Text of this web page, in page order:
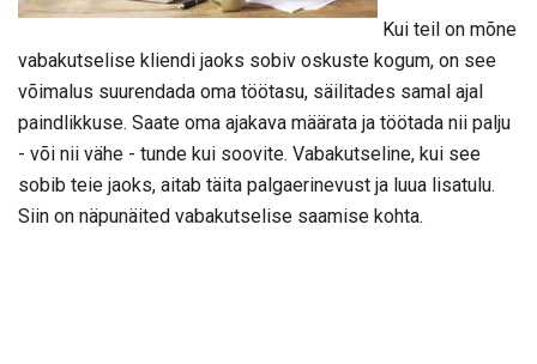
Kui teil on mõne
vabakutselise kliendi jaoks sobiv oskuste kogum, on see
võimalus suurendada oma töötasu, säilitades samal ajal
paindlikkuse. Saate oma ajakava määrata ja töötada nii palju
- või nii vähe - tunde kui soovite. Vabakutseline, kui see
sobib teie jaoks, aitab täita palgaerinevust ja luua lisatulu.
Siin on näpunäited vabakutselise saamise kohta.